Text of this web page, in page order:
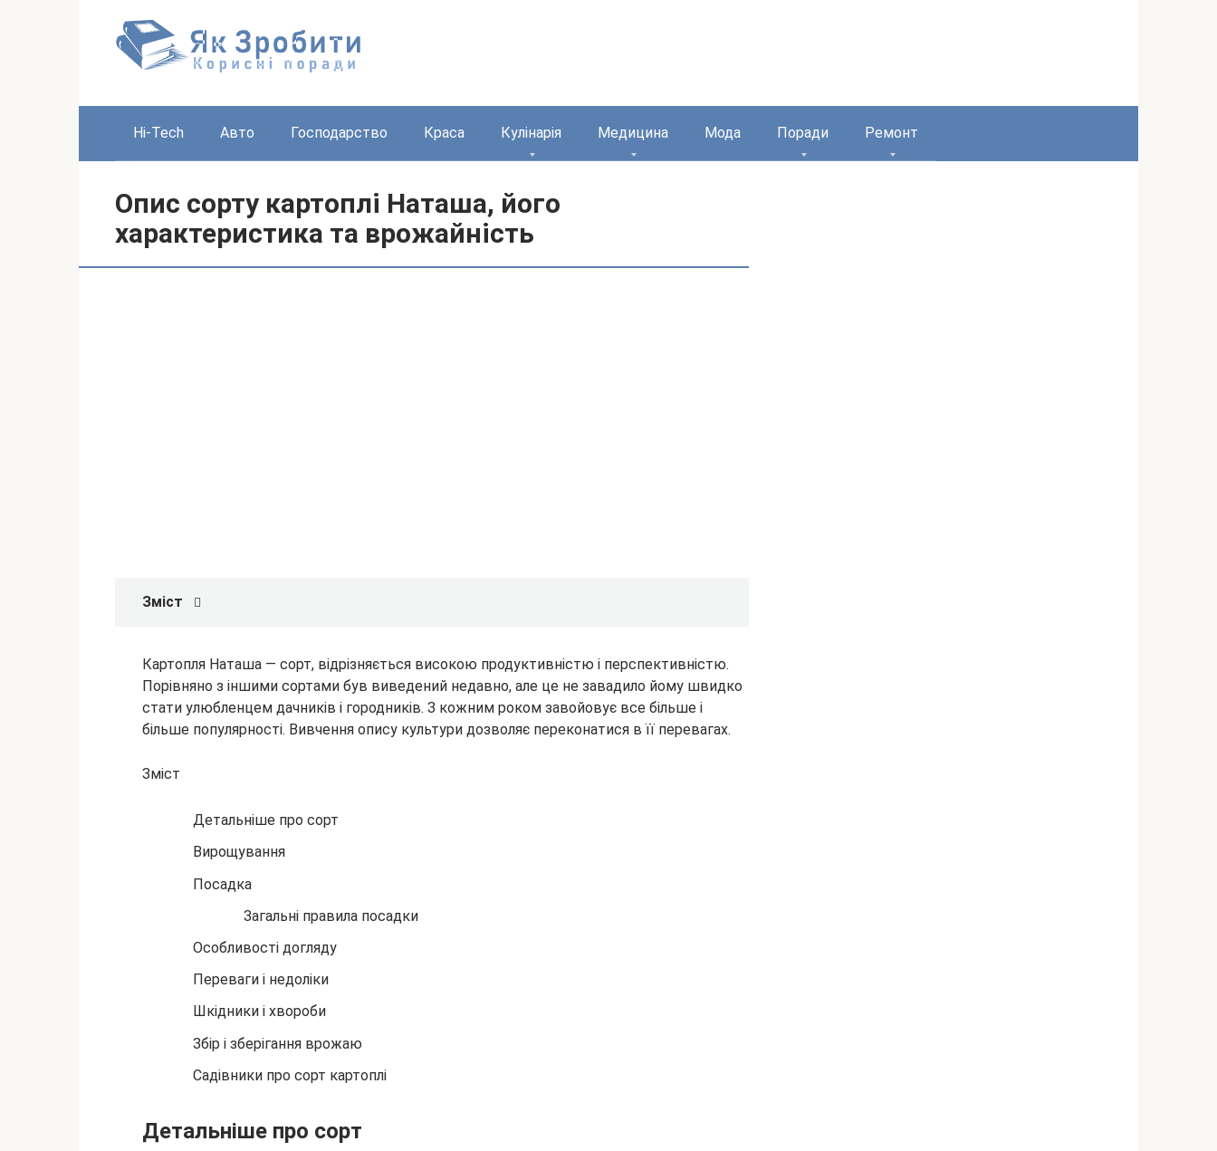
Hi-Tech Авто Господарство Краса Кулінарія Медицина Мода Поради Ремонт
Опис сорту картоплі Наташа, його
характеристика та врожайність
Зміст
Картопля Наташа — сорт, відрізняється високою продуктивністю і перспективністю.
Порівняно з іншими сортами був виведений недавно, але це не завадило йому швидко
стати улюбленцем дачників і городників. З кожним роком завойовує все більше і
більше популярності. Вивчення опису культури дозволяє переконатися в її перевагах.
Зміст
Детальніше про сорт
Вирощування
Посадка
Загальні правила посадки
Особливості догляду
Переваги і недоліки
Шкідники і хвороби
Збір і зберігання врожаю
Садівники про сорт картоплі
Детальніше про сорт